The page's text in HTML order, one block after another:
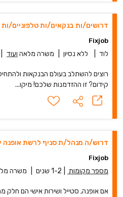
דרושים/ות בנקאים/ות טלפוניים/ות
Fixjob
לוד ללא נסיון משרה מלאה ועוד
רוצים להשתלב בעולם הבנקאות
קידום? זו ההזדמנות שלכם! מיקו...
דרוש/ה מנהל/ת סניף לרשת אופנה
Fixjob
מספר מקומות 1-2 שנים משרה
אם אופנה, סטייל ושירות אישי הם